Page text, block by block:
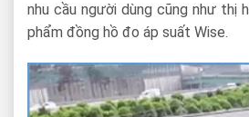
nhu cầu người dùng cũng như thị
phẩm đồng hồ đo áp suất Wise.